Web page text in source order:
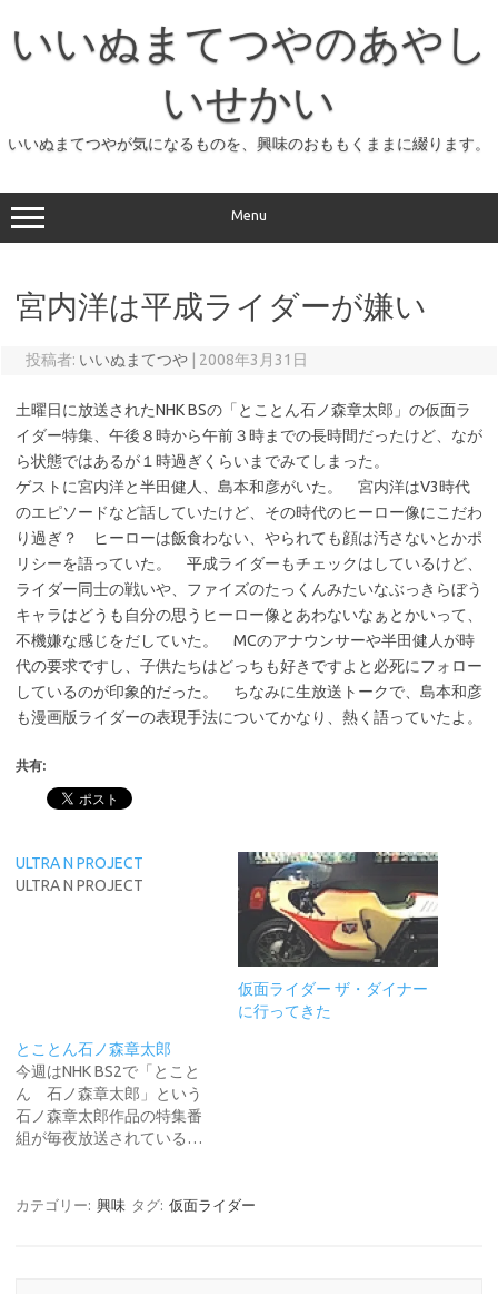
プ
いいぬまてつやのあやし
いせかい
いいぬまてつやが気になるものを、興味のおももくままに綴ります。
Menu
宮内洋は平成ライダーが嫌い
投稿者: いいぬまてつや 2008年3月31日
土曜日に放送されたNHK BSの「とことん石ノ森章太郎」の仮面ラ
イダー特集、午後８時から午前３時までの長時間だったけど、なが
ら状態ではあるが１時過ぎくらいまでみてしまった。
ゲストに宮内洋と半田健人、島本和彦がいた。 宮内洋はV3時代
のエピソードなど話していたけど、その時代のヒーロー像にこだわ
り過ぎ？ ヒーローは飯食わない、やられても顔は汚さないとかポ
リシーを語っていた。 平成ライダーもチェックはしているけど、
ライダー同士の戦いや、ファイズのたっくんみたいなぶっきらぼう
キャラはどうも自分の思うヒーロー像とあわないなぁとかいって、
不機嫌な感じをだしていた。 MCのアナウンサーや半田健人が時
代の要求ですし、子供たちはどっちも好きですよと必死にフォロー
しているのが印象的だった。 ちなみに生放送トークで、島本和彦
も漫画版ライダーの表現手法についてかなり、熱く語っていたよ。
共有:
ULTRA N PROJECT
ULTRA N PROJECT
仮面ライダー ザ・ダイナー
に行ってきた
とことん石ノ森章太郎
今週はNHK BS2で「とこと
ん 石ノ森章太郎」という
石ノ森章太郎作品の特集番
組が毎夜放送されている…
カテゴリー: 興味 タグ: 仮面ライダー